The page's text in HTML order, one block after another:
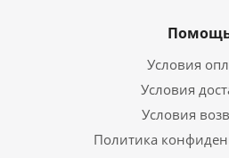
Условия
Условия
Условия
Политика